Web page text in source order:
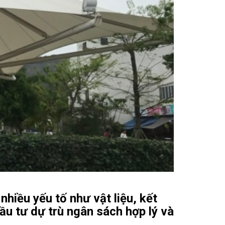
yếu tố như vật liệu, kết
tư dự trù ngân sách hợp lý và